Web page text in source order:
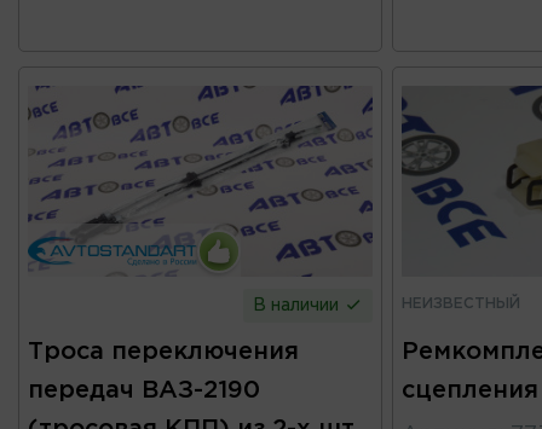
В наличии
Троса переключения
передач ВАЗ-2190
НЕИЗВЕСТНЫЙ
сцепления